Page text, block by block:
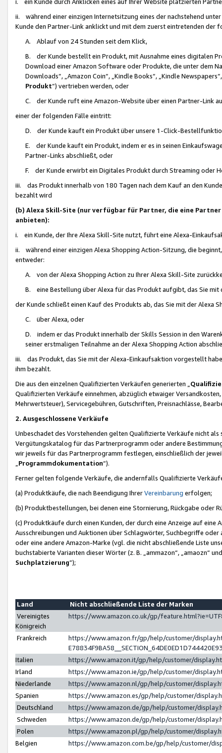
ii. während einer einzigen Internetsitzung eines der nachstehend
Kunde den Partner-Link anklickt und mit dem zuerst eintretenden der
A. Ablauf von 24 Stunden seit dem Klick,
B. der Kunde bestellt ein Produkt, mit Ausnahme eines digitalen
Download einer Amazon Software oder Produkte, die unter dem
Downloads“, „Amazon Coin“, „Kindle Books“, „Kindle
Produkt“) vertrieben werden, oder
C. der Kunde ruft eine Amazon-Website über einen Partner-Link
einer der folgenden Fälle eintritt:
D. der Kunde kauft ein Produkt über unsere 1-Click-
E. der Kunde kauft ein Produkt, indem er es in seinen
Partner-Links abschließt, oder
F. der Kunde erwirbt ein Digitales Produkt durch Streaming oder
iii. das Produkt innerhalb von 180 Tagen nach dem Kauf an den
bezahlt wird
(b) Alexa Skill-Site (nur verfügbar für Partner, die eine
anbieten):
i. ein Kunde, der Ihre Alexa Skill-Site nutzt, führt eine Alexa-
ii. während einer einzigen Alexa Shopping Action-Sitzung, die
entweder:
A. von der Alexa Shopping Action zu Ihrer Alexa Skill-Site
B. eine Bestellung über Alexa für das Produkt aufgibt, das Sie mit
der Kunde schließt einen Kauf des Produkts ab, das Sie mit der Alexa
C. über Alexa, oder
D. indem er das Produkt innerhalb der Skills Session in den
seiner erstmaligen Teilnahme an der Alexa Shopping Action
iii. das Produkt, das Sie mit der Alexa-Einkaufsaktion vorgestellt
ihm bezahlt.
Die aus den einzelnen Qualifizierten Verkäufen generierten „
Qualifizierten Verkäufe einnehmen, abzüglich etwaiger
Mehrwertsteuer), Servicegebühren, Gutschriften, Preisnachlässe,
2. Ausgeschlossene Verkäufe
Unbeschadet des Vorstehenden gelten Qualifizierte Verkäufe nicht
Vergütungskatalog für das Partnerprogramm oder andere
wir jeweils für das Partnerprogramm festlegen, einschließlich der
Programmdokumentation“).
Ferner gelten folgende Verkäufe, die andernfalls Qualifizierte
(a) Produktkäufe, die nach Beendigung IhrerVereinbarung erfolgen;
(b) Produktbestellungen, bei denen eine Stornierung, Rückgabe oder
(c) Produktkäufe durch einen Kunden, der durch eine Anzeige auf
Ausschreibungen und Auktionen über Schlagwörter, Suchbegriffe
oder eine andere Amazon-Marke (vgl. die nicht abschließende Liste
buchstabierte Varianten dieser Wörter (z. B. „ammazon“, „amaozn“
Suchplatzierung”);
Land
Nicht abschließende Liste der Marken
Vereinigtes
Königreich
https://www.amazon.co.uk/gp/
Frankreich
https://www.amazon.fr/gp/help/customer/
Italien
https://www.amazon.it/gp/help/customer/
Irland
https://www.amazon.ie/gp/help/customer/
Niederlande
https://www.amazon.nl/gp/help/customer/
Spanien
https://www.amazon.es/gp/help/customer/
Deutschland
https://www.amazon.de/gp/help/customer/
Schweden
https://www.amazon.de/gp/help/customer/
Polen
https://www.amazon.pl/gp/help/customer/
Belgien
https://www.amazon.com.be/gp/help/customer/